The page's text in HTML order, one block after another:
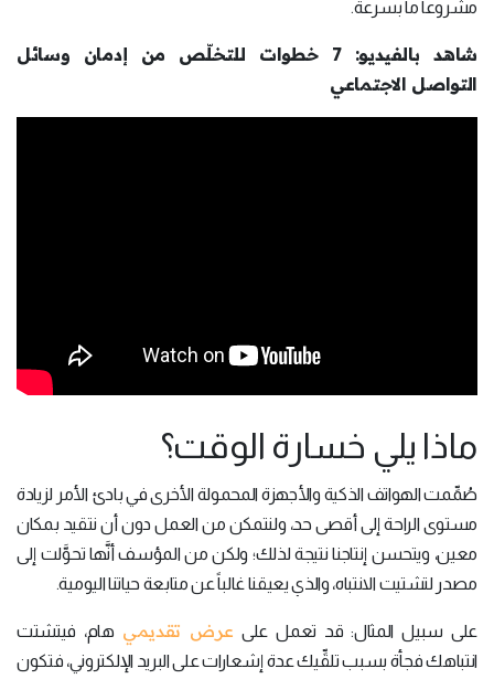
مشروعاً ما بسرعة.
شاهد بالفيديو: 7 خطوات للتخلّص من إدمان وسائل
التواصل الاجتماعي
ماذا يلي خسارة الوقت؟
صُمِّمت الهواتف الذكية والأجهزة المحمولة الأخرى في بادئ الأمر لزيادة
مستوى الراحة إلى أقصى حد، ولنتمكن من العمل دون أن نتقيد بمكان
معين، ويتحسن إنتاجنا نتيجة لذلك؛ ولكن من المؤسف أنَّها تحوَّلت إلى
مصدر لتشتيت الانتباه، والذي يعيقنا غالباً عن متابعة حياتنا اليومية.
على سبيل المثال: قد تعمل على عرض تقديمي هام، فيتشتت
انتباهك فجأة بسبب تلقِّيك عدة إشعارات على البريد الإلكتروني، فتكون